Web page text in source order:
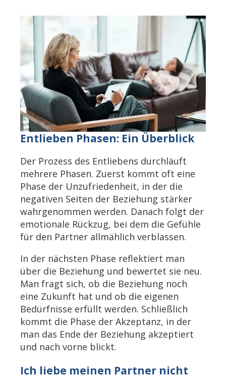
Entlieben Phasen: Ein Überblick
Der Prozess des Entliebens durchläuft
mehrere Phasen. Zuerst kommt oft eine
Phase der Unzufriedenheit, in der die
negativen Seiten der Beziehung stärker
wahrgenommen werden. Danach folgt der
emotionale Rückzug, bei dem die Gefühle
für den Partner allmählich verblassen.
In der nächsten Phase reflektiert man
über die Beziehung und bewertet sie neu.
Man fragt sich, ob die Beziehung noch
eine Zukunft hat und ob die eigenen
Bedürfnisse erfüllt werden. Schließlich
kommt die Phase der Akzeptanz, in der
man das Ende der Beziehung akzeptiert
und nach vorne blickt.
Ich liebe meinen Partner nicht